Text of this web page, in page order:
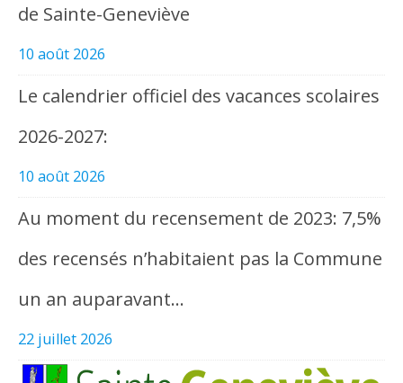
de Sainte-Geneviève
10 août 2026
Le calendrier officiel des vacances scolaires
2026-2027:
10 août 2026
Au moment du recensement de 2023: 7,5%
des recensés n’habitaient pas la Commune
un an auparavant…
22 juillet 2026